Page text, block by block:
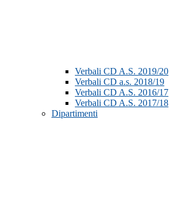
Verbali CD A.S. 2019/20
Verbali CD a.s. 2018/19
Verbali CD A.S. 2016/17
Verbali CD A.S. 2017/18
Dipartimenti